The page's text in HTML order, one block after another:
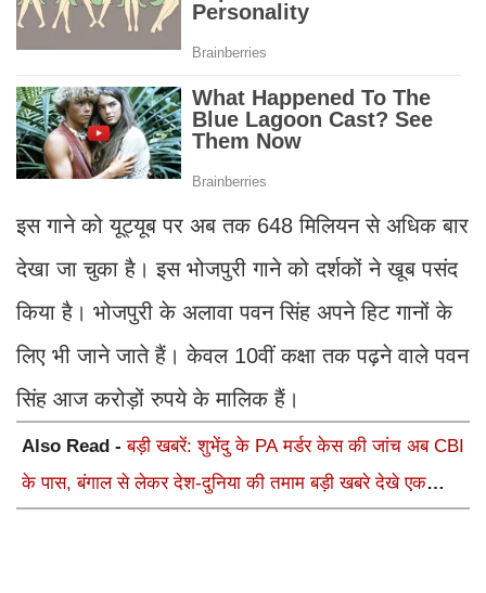
इस गाने को यूट्यूब पर अब तक 648 मिलियन से अधिक बार
देखा जा चुका है। इस भोजपुरी गाने को दर्शकों ने खूब पसंद
किया है। भोजपुरी के अलावा पवन सिंह अपने हिट गानों के
लिए भी जाने जाते हैं। केवल 10वीं कक्षा तक पढ़ने वाले पवन
सिंह आज करोड़ों रुपये के मालिक हैं।
Also Read -बड़ी खबरें: शुभेंदु के PA मर्डर केस की जांच अब CBI
के पास, बंगाल से लेकर देश-दुनिया की तमाम बड़ी खबरे देखे एक